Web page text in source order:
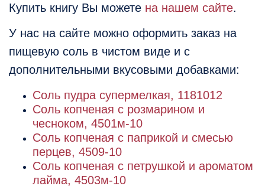
Купить книгу Вы можете на нашем сайте.
У нас на сайте можно оформить заказ на
пищевую соль в чистом виде и с
дополнительными вкусовыми добавками:
Соль пудра супермелкая, 1181012
Соль копченая с розмарином и
чесноком, 4501м-10
Соль копченая с паприкой и смесью
перцев, 4509-10
Cоль копченая с петрушкой и ароматом
лайма, 4503м-10